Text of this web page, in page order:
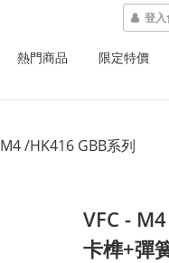
登入
熱門商品 限定特價
M4 /HK416 GBB系列
VFC -
卡榫+彈